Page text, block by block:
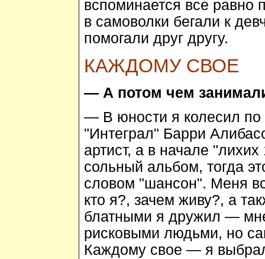
вспоминается все равно
в самоволки бегали к
помогали друг другу.
КАЖДОМУ СВОЕ
— А потом чем
— В юности я колесил по
"Интеграл" Барри
артист, а в начале
сольный альбом, тогда
словом "шансон". Меня
кто я?, зачем живу?, а
блатными я дружил —
рисковыми людьми, но
Каждому свое — я